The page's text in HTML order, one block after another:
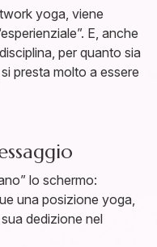
yoga, viene
E, anche
per quanto sia
presta molto a essere
lo schermo:
una posizione yoga,
dedizione nel